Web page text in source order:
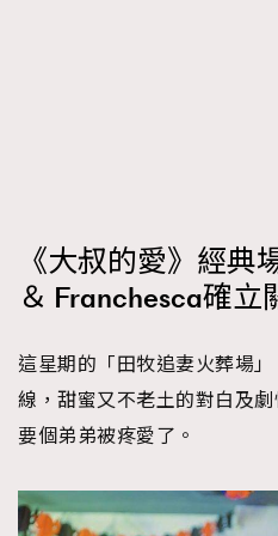
《大叔的愛》經典
＆ Franchesca確立
這星期的「田牧追妻火葬場
線，甜蜜又不老土的對白及
要個弟弟被疼愛了。